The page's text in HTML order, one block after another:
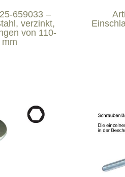
659033 –
verzinkt,
von 110-
mm